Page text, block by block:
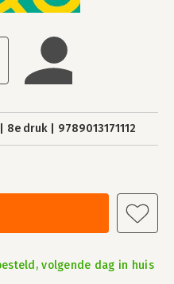
8e druk 9789013171112
volgende dag in huis